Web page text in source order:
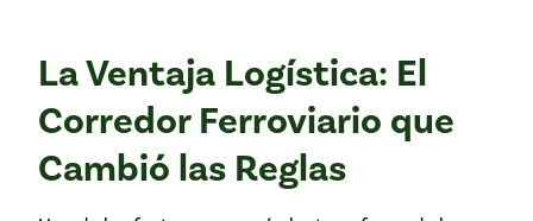
La Ventaja Logística: El
Corredor Ferroviario que
Cambió las Reglas